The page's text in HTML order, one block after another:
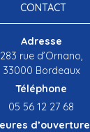
CONTACT
Adresse
283 rue d’Ornano,
33000 Bordeaux
Téléphone
05 56 12 27 68
d’ouverture